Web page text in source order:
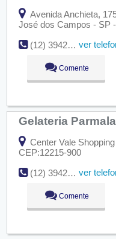
Avenida Anchieta,
José dos Campos - SP
(12) 3942-1460
ver
Comente
Gelateria
Center Vale
CEP:12215-900
(12) 3942-1881
ver
Comente